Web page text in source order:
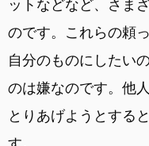
ットなどなど、さま
のです。これらの頼
自分のものにしたい
のは嫌なのです。他
とりあげようとする